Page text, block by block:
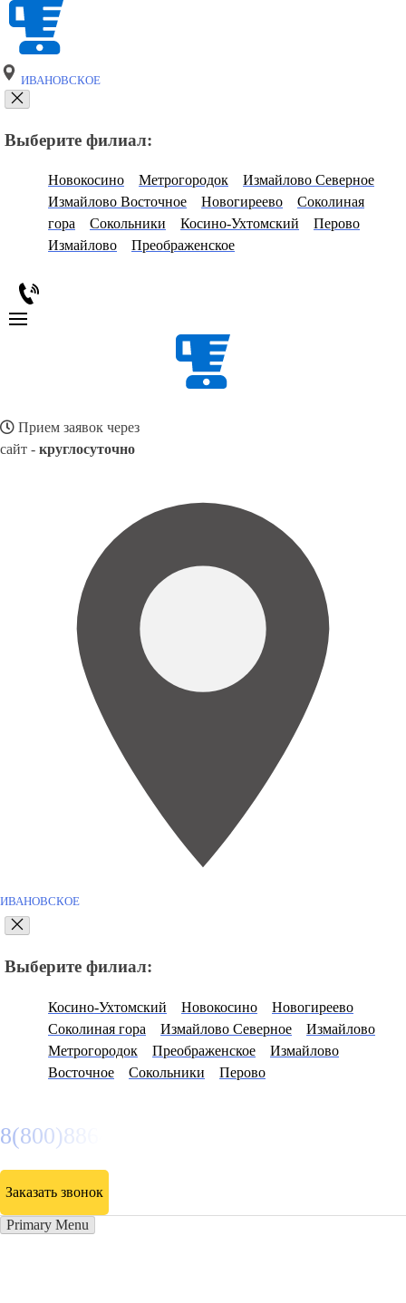
ИВАНОВСКОЕ
Выберите филиал:
Новокосино Метрогородок
Измайлово Северное
Измайлово Восточное
Новогиреево
Соколиная
гора
Сокольники Косино-Ухтомский
Перово
Измайлово
Преображенское
Прием заявок через
сайт - круглосуточно
ИВАНОВСКОЕ
Выберите филиал:
Косино-Ухтомский Новокосино
Новогиреево
Соколиная гора
Измайлово Северное
Измайлово
Метрогородок
Преображенское
Измайлово
Восточное
Сокольники Перово
8(800)886486
Заказать звонок
Primary Menu